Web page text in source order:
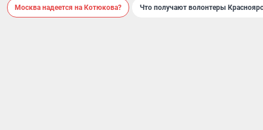
Москва надеется на Котюкова? Что получают волонтеры